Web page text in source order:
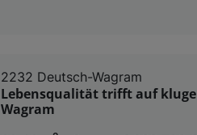
2232 Deutsch-Wagram
Lebensqualität trifft auf
Wagram